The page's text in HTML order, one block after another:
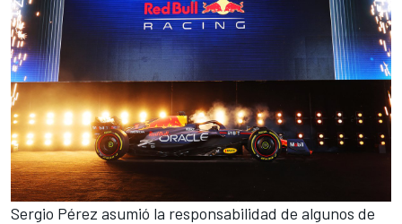
Sergio Pérez asumió la responsabilidad de algunos de